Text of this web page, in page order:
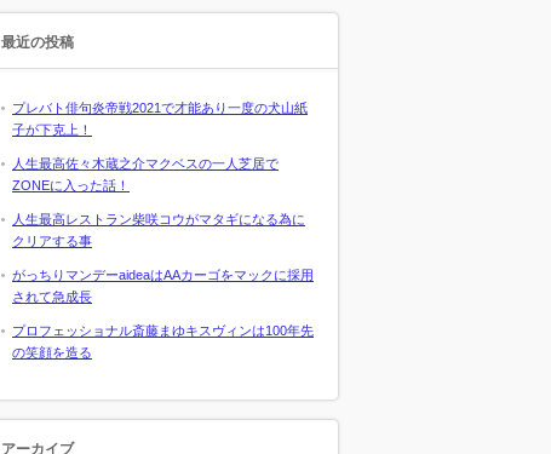
最近の投稿
プレバト俳句炎帝戦2021で才能あり一度の犬山紙
子が下克上！
人生最高佐々木蔵之介マクベスの一人芝居で
ZONEに入った話！
人生最高レストラン柴咲コウがマタギになる為に
クリアする事
がっちりマンデーaideaはAAカーゴをマックに採用
されて急成長
プロフェッショナル斎藤まゆキスヴィンは100年先
の笑顔を造る
アーカイブ